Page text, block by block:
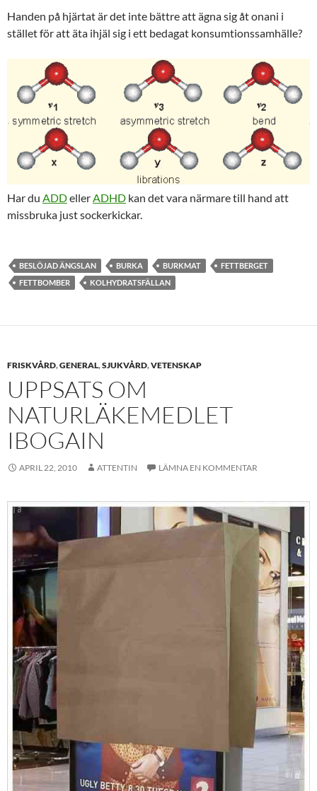
Handen på hjärtat är det inte bättre att ägna sig åt onani i
stället för att äta ihjäl sig i ett bedagat konsumtionssamhälle?
Har du ADDellerADHD kan det vara närmare till hand att
missbruka just sockerkickar.
BESLÖJAD ÄNGSLAN BURKA BURKMAT
FETTBERGET
FETTBOMBER
KOLHYDRATSFÄLLAN
FRISKVÅRD,GENERAL,SJUKVÅRD,VETENSKAP
UPPSATS OM
NATURLÄKEMEDLET
IBOGAIN
APRIL 22, 2010 ATTENTIN LÄMNA EN KOMMENTAR